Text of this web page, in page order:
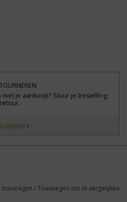
met je aankoop? Stuur je bestelling
weten!
toevoegen /Toevoegen om te vergelijken